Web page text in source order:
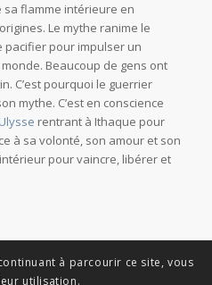
sa flamme intérieure en
Le mythe ranime le
pacifier pour impulser un
Beaucoup de gens ont
C’est pourquoi le guerrier
mythe. C’est en conscience
Ulysse rentrant à Ithaque pour
à sa volonté, son amour et son
pour vaincre, libérer et
à parcourir ce site, vous
utilisation.